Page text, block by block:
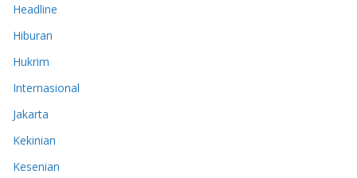
Headline
Hiburan
Hukrim
Internasional
Jakarta
Kekinian
Kesenian